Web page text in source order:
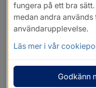
fungera på ett bra
medan andra
användarupplevelse.
Läs mer i vår
Godkänn